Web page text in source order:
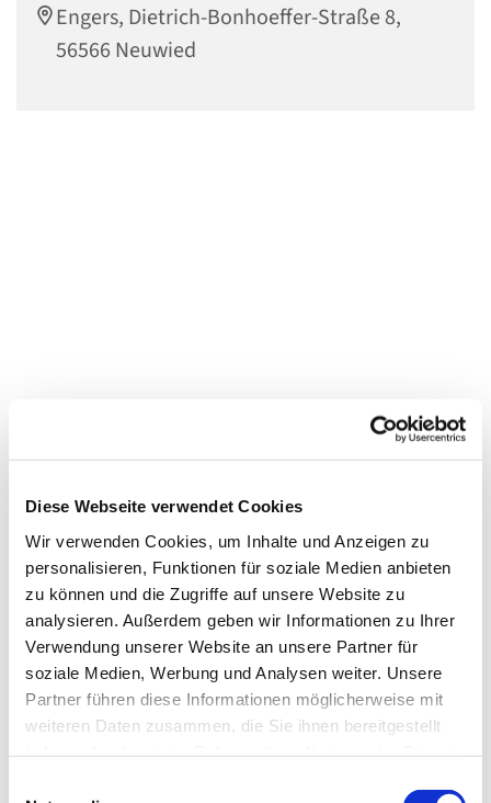
Diese Webseite verwendet Cookies
Wir verwenden Cookies, um Inhalte und Anzeigen zu
personalisieren, Funktionen für soziale Medien anbieten
zu können und die Zugriffe auf unsere Website zu
analysieren. Außerdem geben wir Informationen zu Ihrer
Verwendung unserer Website an unsere Partner für
soziale Medien, Werbung und Analysen weiter. Unsere
Partner führen diese Informationen möglicherweise mit
weiteren Daten zusammen, die Sie ihnen bereitgestellt
Engers, Dietrich-Bonhoeffer-Straße 8,
56566 Neuwied
Dies könnte Sie auch interessieren